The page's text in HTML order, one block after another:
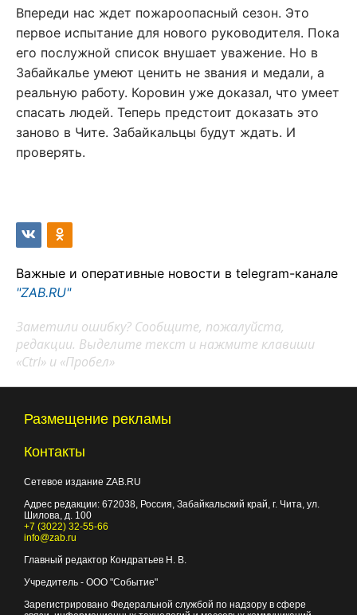
Впереди нас ждет пожароопасный сезон. Это
первое испытание для нового руководителя. Пока
его послужной список внушает уважение. Но в
Забайкалье умеют ценить не звания и медали, а
реальную работу. Коровин уже доказал, что умеет
спасать людей. Теперь предстоит доказать это
заново в Чите. Забайкальцы будут ждать. И
проверять.
Важные и оперативные новости в telegram-канале
"ZAB.RU"
Заметили ошибку? Сообщите, пожалуйста,
редакции. Выделите текст и нажмите клавиши
«Ctrl» и «Пробел»
Размещение рекламы
Контакты
Сетевое издание ZAB.RU
Адрес редакции: 672038, Россия, Забайкальский край, г. Чита, ул.
Шилова, д. 100
+7 (3022) 32-55-66
info@zab.ru
Главный редактор Кондратьев Н. В.
Учредитель - ООО "Событие"
Зарегистрировано Федеральной службой по надзору в сфере